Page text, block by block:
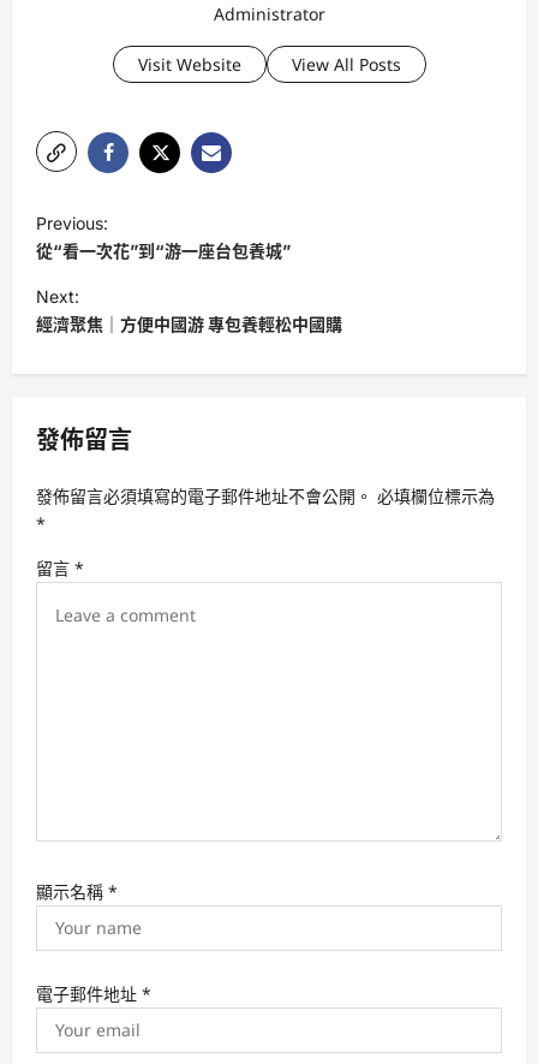
Administrator
Visit Website View All Posts
o
s
t
v
g
t
Previous:
從“看一次花”到“游一座台包養城”
Next:
經濟聚焦｜方便中國游 專包養輕松中國購
發佈留言
發佈留言必須填寫的電子郵件地址不會公開。 必填欄位標示為
*
留言 *
顯示名稱 *
電子郵件地址 *